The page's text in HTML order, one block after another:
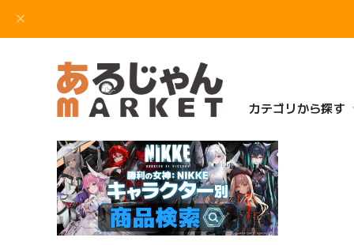
カテゴリから探す